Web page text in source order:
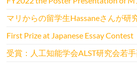
マリからの留学生Hassaneさんが研
First Prize at Japanese Essay Contest
受賞：人工知能学会ALST研究会若